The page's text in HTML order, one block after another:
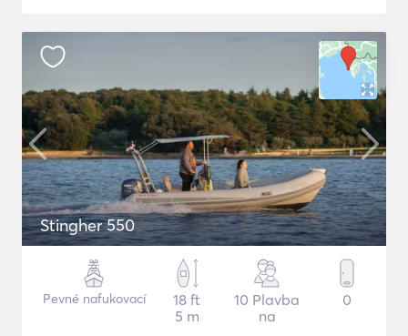
Stingher 550
Pevné nafukovací
18 ft
5 m
10 Plavba
na
0